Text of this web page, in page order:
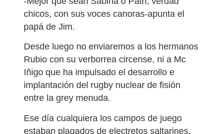
chicos, con sus voces canoras-apunta el
papá de Jim.
Desde luego no enviaremos a los hermanos
Rubio con su verborrea circense, ni a Mc
Iñigo que ha impulsado el desarrollo e
implantación del rugby nuclear de fisión
entre la grey menuda.
Ese día cualquiera los campos de juego
estaban plagados de electretos saltarines,